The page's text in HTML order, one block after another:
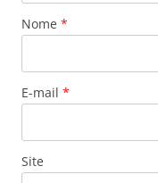
Nome *
E-mail *
Site